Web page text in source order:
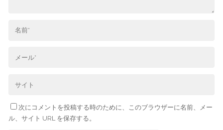
次にコメントを投稿する時のために、このブラウザーに名前、メー
ル、サイト URL を保存する。